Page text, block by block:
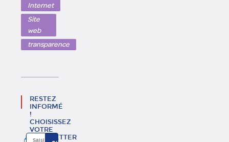
Internet
Site
web
transparence
RESTEZ
INFORMÉ
!
CHOISISSEZ
VOTRE
NEWSLETTER